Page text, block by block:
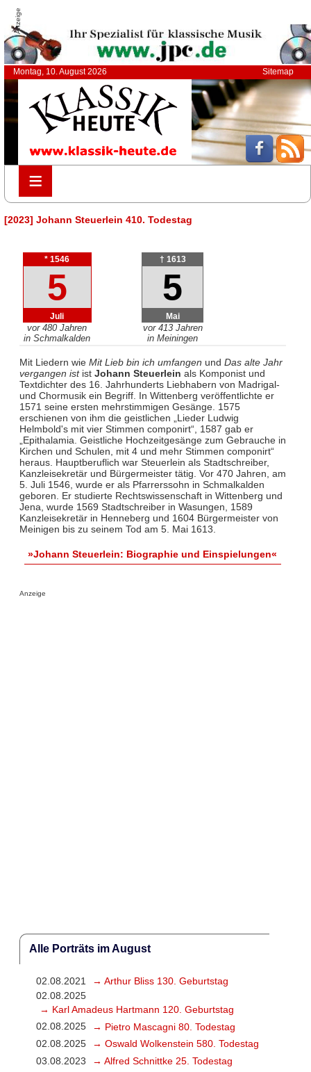
Anzeige
Montag, 10. August 2026 Sitemap
≡
≡
[2023] Johann Steuerlein 410. Todestag
* 1546
5
Juli
vor 480 Jahren
in Schmalkalden
† 1613
5
Mai
vor 413 Jahren
in Meiningen
Mit Liedern wie Mit Lieb bin ich umfangen und Das alte Jahr
vergangen istist Johann Steuerlein als Komponist und
Textdichter des 16. Jahrhunderts Liebhabern von Madrigal-
und Chormusik ein Begriff. In Wittenberg veröffentlichte er
1571 seine ersten mehrstimmigen Gesänge. 1575
erschienen von ihm die geistlichen „Lieder Ludwig
Helmbold's mit vier Stimmen componirt“, 1587 gab er
„Epithalamia. Geistliche Hochzeitgesänge zum Gebrauche in
Kirchen und Schulen, mit 4 und mehr Stimmen componirt“
heraus. Hauptberuflich war Steuerlein als Stadtschreiber,
Kanzleisekretär und Bürgermeister tätig. Vor 470 Jahren, am
5. Juli 1546, wurde er als Pfarrerssohn in Schmalkalden
geboren. Er studierte Rechtswissenschaft in Wittenberg und
Jena, wurde 1569 Stadtschreiber in Wasungen, 1589
Kanzleisekretär in Henneberg und 1604 Bürgermeister von
Meinigen bis zu seinem Tod am 5. Mai 1613.
»Johann Steuerlein: Biographie und Einspielungen«
Anzeige
Alle Porträts im August
02.08.2021
→ Arthur Bliss 130. Geburtstag
02.08.2025
→ Karl Amadeus Hartmann 120. Geburtstag
02.08.2025
→ Pietro Mascagni 80. Todestag
02.08.2025
→ Oswald Wolkenstein 580. Todestag
03.08.2023
→ Alfred Schnittke 25. Todestag